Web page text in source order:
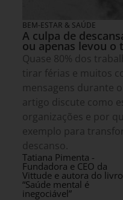
BEM-ESTAR & SAÚDE
A culpa de
ou apenas levou o
Quase 80% dos
tirar férias e muitos
mensagens durante
artigo discute como
organizações e por
exemplo para
descanso.
Tatiana Pimenta -
Fundadora e CEO da
Vittude e autora do livro
“Saúde mental é
inegociável”